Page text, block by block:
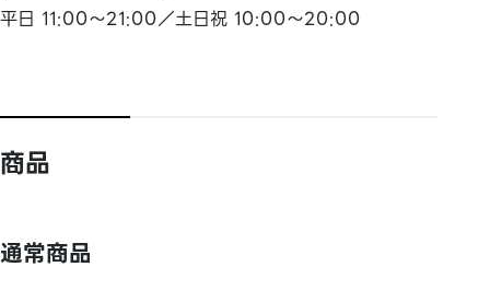
平日 11:00～21:00／土日祝 10:00～20:00
商品
通常商品